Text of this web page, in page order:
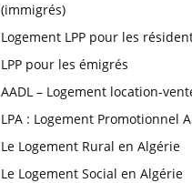
(immigrés)
Logement LPP pour les
LPP pour les émigrés
AADL – Logement location-
LPA : Logement Promotionnel
Le Logement Rural en Algérie
Le Logement Social en Algérie